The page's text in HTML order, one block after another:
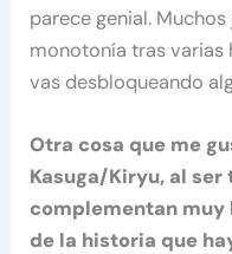
parece genial.
monotonía tras varias
vas desbloqueando
Otra cosa que me
Kasuga/Kiryu, al
complementan
de la historia que